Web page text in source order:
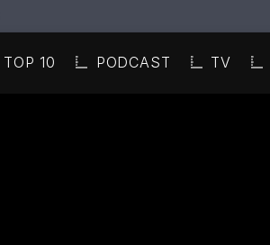
TOP 10 PODCAST TV